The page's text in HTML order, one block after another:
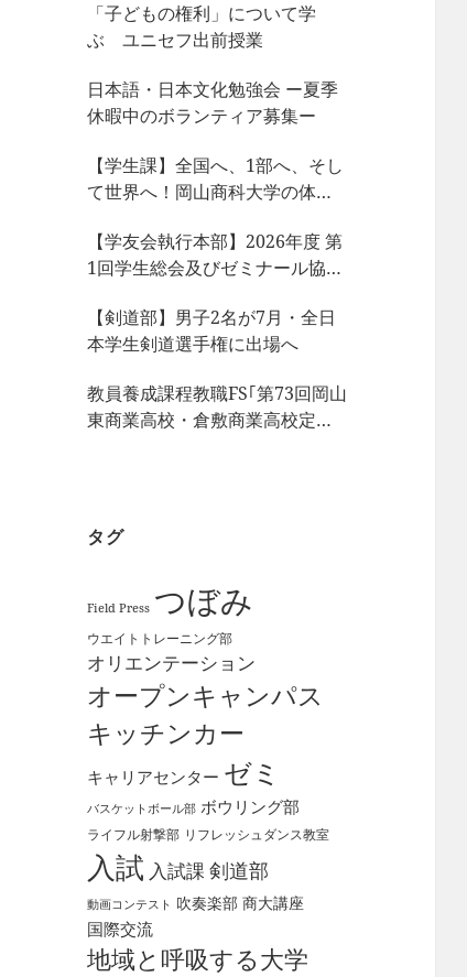
「子どもの権利」について学
ぶ ユニセフ出前授業
日本語・日本文化勉強会 ー夏季
休暇中のボランティア募集ー
【学生課】全国へ、1部へ、そし
て世界へ！岡山商科大学の体育
動！
【学友会執行本部】2026年度 第
1回学生総会及びゼミナール協議
ました！
【剣道部】男子2名が7月・全日
本学生剣道選手権に出場へ
教員養成課程教職FS｢第73回岡山
東商業高校・倉敷商業高校定期
タグ
Field Press つぼみ
ウエイトトレーニング部
オリエンテーション
オープンキャンパス
キッチンカー
キャリアセンター ゼミ
バスケットボール部 ボウリング部
ライフル射撃部 リフレッシュダンス教室
入試 入試課 剣道部
動画コンテスト 吹奏楽部 商大講座
国際交流
地域と呼吸する大学